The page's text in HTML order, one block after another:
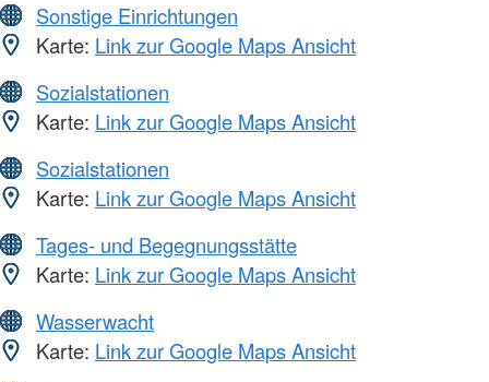
Sonstige Einrichtungen
Karte: Link zur Google Maps Ansicht
Sozialstationen
Karte: Link zur Google Maps Ansicht
Sozialstationen
Karte: Link zur Google Maps Ansicht
Tages- und Begegnungsstätte
Karte: Link zur Google Maps Ansicht
Wasserwacht
Karte: Link zur Google Maps Ansicht